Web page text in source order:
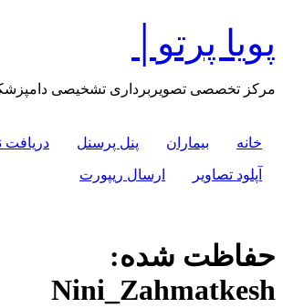
محتوا
پویا پرتو│
مرکز تخصصی تصویربرداری تشخیصی
خانه بیماران پنل پرسنل دریافت
آپلود تصاویر ارسال ریپورت
حفاظت شده:
Nini_Zahmatkesh